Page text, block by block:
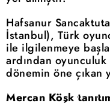
Hafsanur
İstanbul), Türk
ile ilgilenmeye
ardından
dönemin öne çıkan
Mercan Köşk